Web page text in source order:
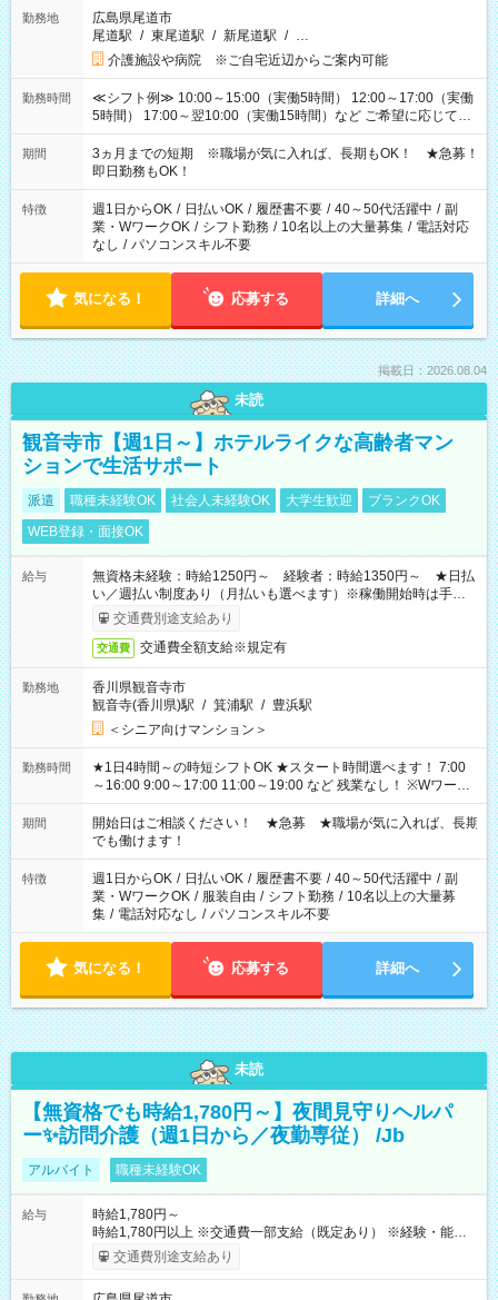
勤務地
広島県尾道市
尾道駅 / 東尾道駅 / 新尾道駅 / …
介護施設や病院 ※ご自宅近辺からご案内可能
勤務時間
≪シフト例≫ 10:00～15:00（実働5時間） 12:00～17:00（実働
5時間） 17:00～翌10:00（実働15時間）など ご希望に応じて、
働く時間は調整できます！ お気軽に担当へ相談ください！
期間
3ヵ月までの短期 ※職場が気に入れば、長期もOK！ ★急募！
即日勤務もOK！
特徴 週1日からOK / 日払いOK / 履歴書不要 / 40～50代活躍中 / 副
業・WワークOK / シフト勤務 / 10名以上の大量募集 / 電話対応
なし / パソコンスキル不要
気になる！ 応募する 詳細へ
掲載日：2026.08.04
未読
観音寺市【週1日～】ホテルライクな高齢者マン
ションで生活サポート
派遣 職種未経験OK 社会人未経験OK 大学生歓迎
ブランクOK
WEB登録・面接OK
給与
無資格未経験：時給1250円～ 経験者：時給1350円～ ★日払
い／週払い制度あり（月払いも選べます）※稼働開始時は手続き
完了次第のお支払いとなります。
交通費別途支給あり
交通費 交通費全額支給※規定有
勤務地
香川県観音寺市
観音寺(香川県)駅 / 箕浦駅 / 豊浜駅
＜シニア向けマンション＞
勤務時間
★1日4時間～の時短シフトOK ★スタート時間選べます！ 7:00
～16:00 9:00～17:00 11:00～19:00 など 残業なし！ ※Wワーク
の場合、他のお仕事と合わせ週40時間超の就業はご案内できま
せん ※法令に基づき、週20時間以上勤務は社会保険への加入対
象となります ※労働者派遣法（日雇い派遣の原則禁止）によ
り、短時間・短期間の就業はご案内が難しい場合があります
期間
開始日はご相談ください！ ★急募 ★職場が気に入れば、長期
でも働けます！
特徴 週1日からOK / 日払いOK / 履歴書不要 / 40～50代活躍中 / 副
業・WワークOK / 服装自由 / シフト勤務 / 10名以上の大量募
集 / 電話対応なし / パソコンスキル不要
気になる！ 応募する 詳細へ
未読
【無資格でも時給1,780円～】夜間見守りヘルパ
ー✨訪問介護（週1日から／夜勤専従） /Jb
アルバイト 職種未経験OK
給与
時給1,780円～
時給1,780円以上 ※交通費一部支給（既定あり） ※経験・能力を
考慮して決定します 【収入例】 週1回勤務の場合：1,780円×8時
間×4回=5万6,960円 週3回勤務の場合：1,780円×8時間×12回
交通費別途支給あり